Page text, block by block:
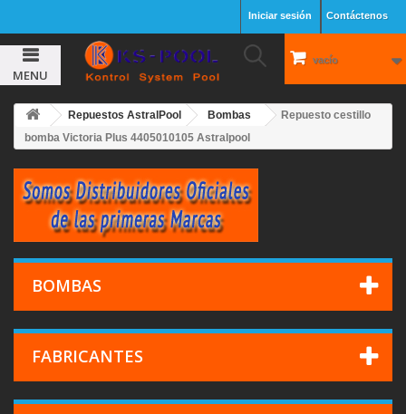
Contáctenos
Iniciar sesión
vacío
MENU
Repuestos AstralPool Bombas
Repuesto cestillo
bomba Victoria Plus 4405010105 Astralpool
BOMBAS
FABRICANTES